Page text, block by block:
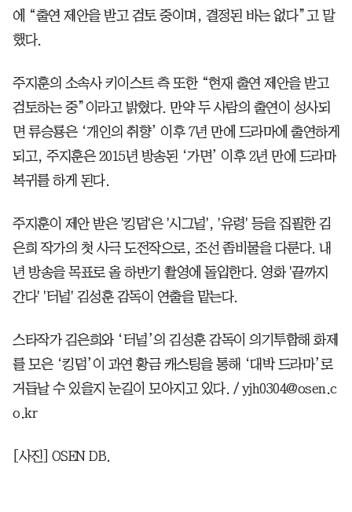
에 “출연 제안을 받고 검토 중이며, 결정된 바는 없다”고 말
했다.
주지훈의 소속사 키이스트 측 또한 “현재 출연 제안을 받고
검토하는 중”이라고 밝혔다. 만약 두 사람의 출연이 성사되
면 류승룡은 ‘개인의 취향’ 이후 7년 만에 드라마에 출연하게
되고, 주지훈은 2015년 방송된 ‘가면’ 이후 2년 만에 드라마
복귀를 하게 된다.
주지훈이 제안 받은 '킹덤'은 '시그널', '유령' 등을 집필한 김
은희 작가의 첫 사극 도전작으로, 조선 좀비물을 다룬다. 내
년 방송을 목표로 올 하반기 촬영에 돌입한다. 영화 '끝까지
간다' '터널' 김성훈 감독이 연출을 맡는다.
스타작가 김은희와 ‘터널’의 김성훈 감독이 의기투합해 화제
를 모은 ‘킹덤’이 과연 황금 캐스팅을 통해 ‘대박 드라마’로
거듭날 수 있을지 눈길이 모아지고 있다. / yjh0304@osen.c
o.kr
[사진] OSEN DB.